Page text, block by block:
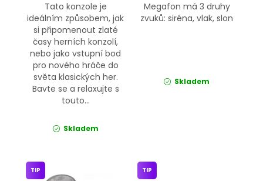
Tato konzole je
ideálním způsobem, jak
si připomenout zlaté
časy herních konzolí,
nebo jako vstupní bod
pro nového hráče do
světa klasických her.
Bavte se a relaxujte s
touto...
Skladem
Megafon má 3 druhy
zvuků: siréna, vlak, slon
Skladem
TIP TIP